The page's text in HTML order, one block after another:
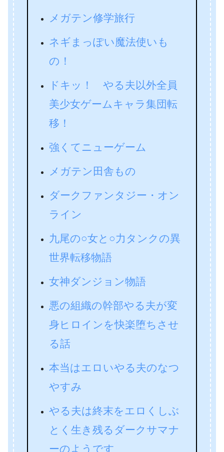
メガテン修学旅行
ネギまっぽい魔法使いも
の！
ドキッ！ やる夫以外全員
美少女ゲームキャラ集団転
移！
強くてニューゲーム
メガテン田舎もの
ダークファンタジー・オン
ライン
九尾の○女と○力タンクの異
世界転移物語
女神ダンジョン物語
悪の組織の幹部やる夫が変
身ヒロインを快楽堕ちさせ
る話
本当はエロいやる夫のなつ
やすみ
やる夫は終末をエロくしぶ
とく生き残るダークサマナ
ーのようです